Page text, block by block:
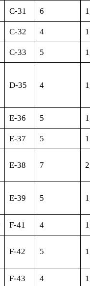
C-31 6
C-32 4
C-33 5
D-35 4
E-36 5
E-37 5
E-38 7
E-39 5
F-41 4
F-42 5
F-43 4